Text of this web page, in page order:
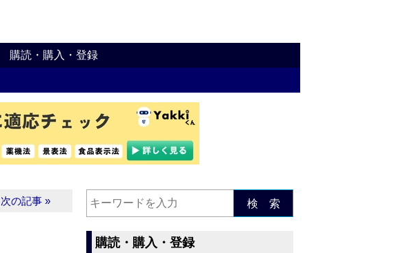
購読・購入・登録
次の記事 » 検 索
購読・購入・登録